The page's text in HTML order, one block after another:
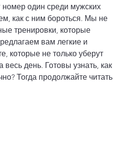
номер один среди мужских
как с ним бороться. Мы не
тренировки, которые
вам легкие и
которые не только уберут
день. Готовы узнать, как
Тогда продолжайте читать